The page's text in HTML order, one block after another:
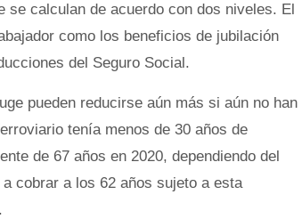
se calculan de acuerdo con dos niveles. El
como los beneficios de jubilación
del Seguro Social.
pueden reducirse aún más si aún no han
tenía menos de 30 años de
de 67 años en 2020, dependiendo del
cobrar a los 62 años sujeto a esta